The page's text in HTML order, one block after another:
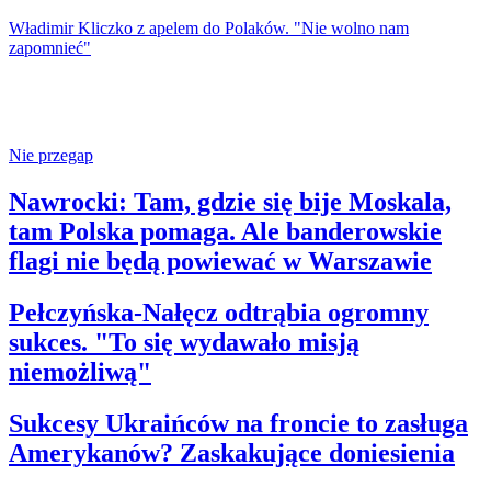
Władimir Kliczko z apelem do Polaków. "Nie wolno nam
zapomnieć"
Nie przegap
Nawrocki: Tam, gdzie się bije Moskala,
tam Polska pomaga. Ale banderowskie
flagi nie będą powiewać w Warszawie
Pełczyńska-Nałęcz odtrąbia ogromny
sukces. "To się wydawało misją
niemożliwą"
Sukcesy Ukraińców na froncie to zasługa
Amerykanów? Zaskakujące doniesienia